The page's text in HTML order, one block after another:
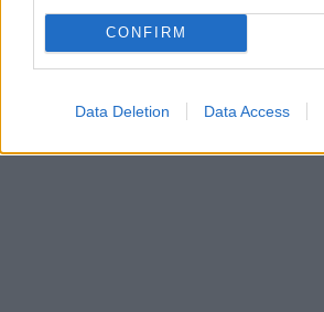
CONFIRM
Data Deletion Data Access